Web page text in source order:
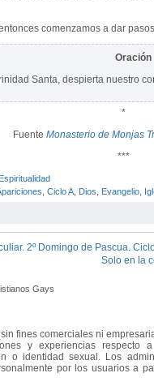
comenzamos a dar
Oración
Santa, despierta nuestro
*
Fuente Monasterio de Monjas
***
Espiritualidad
Ciclo A Dios Evangelio
2º Domingo de Pascua.
Solo en la
Gays
fines comerciales ni
y experiencias
o identidad sexual. Los
por los usuarios a